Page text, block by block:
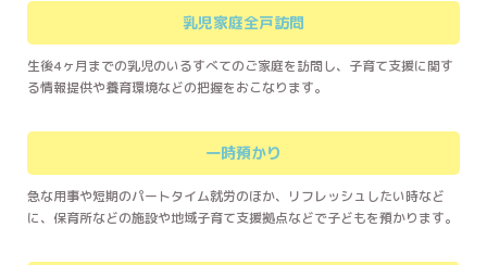
乳児家庭全戸訪問
生後4ヶ月までの乳児のいるすべてのご家庭を訪問し、子育て支援に関す
る情報提供や養育環境などの把握をおこなります。
一時預かり
急な用事や短期のパートタイム就労のほか、リフレッシュしたい時など
に、保育所などの施設や地域子育て支援拠点などで子どもを預かります。